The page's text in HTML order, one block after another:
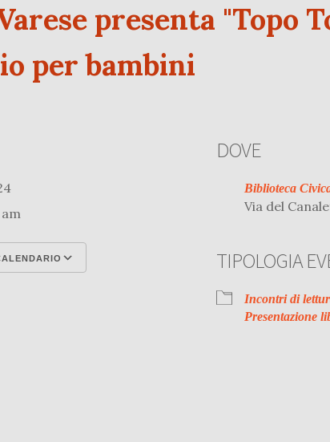
presenta "Topo
per bambini
DOVE
Biblioteca
Via del
TIPOLOGIA
Incontri di
Presentazione